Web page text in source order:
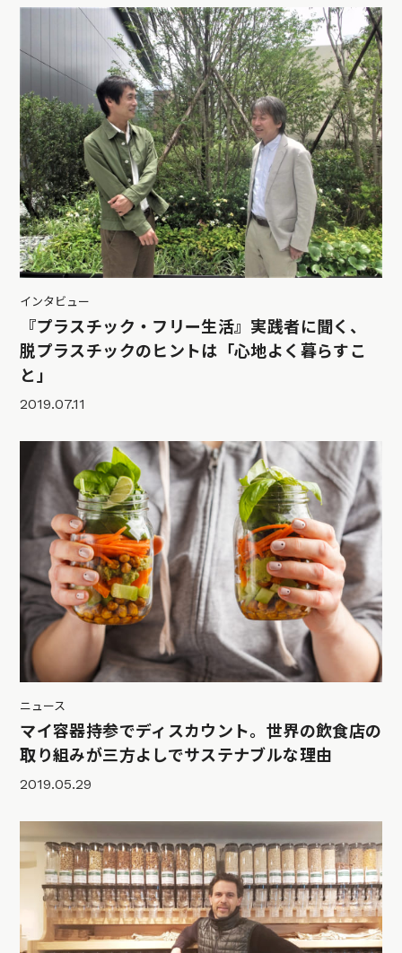
インタビュー
『プラスチック・フリー生活』実践者に聞く、
脱プラスチックのヒントは「心地よく暮らすこ
と」
2019.07.11
ニュース
マイ容器持参でディスカウント。世界の飲食店の
取り組みが三方よしでサステナブルな理由
2019.05.29